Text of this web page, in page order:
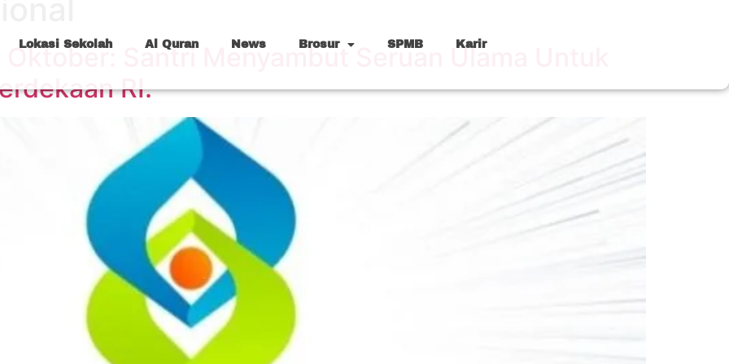
Lokasi Sekolah Al Quran News Brosur SPMB Karir
Santri Menyambut Seruan Ulama Untuk
RI.